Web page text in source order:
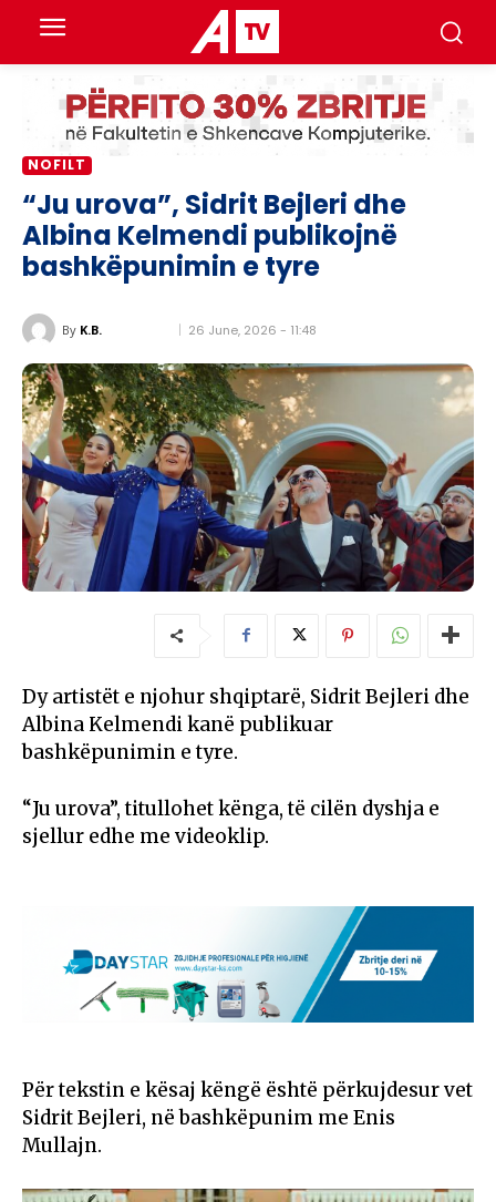
NOFILT
“Ju urova”, Sidrit Bejleri dhe
Albina Kelmendi publikojnë
bashkëpunimin e tyre
By K.B. 26 June, 2026 - 11:48
Dy artistët e njohur shqiptarë, Sidrit Bejleri dhe
Albina Kelmendi kanë publikuar
bashkëpunimin e tyre.
“Ju urova”, titullohet kënga, të cilën dyshja e
sjellur edhe me videoklip.
Për tekstin e kësaj këngë është përkujdesur vet
Sidrit Bejleri, në bashkëpunim me Enis
Mullajn.